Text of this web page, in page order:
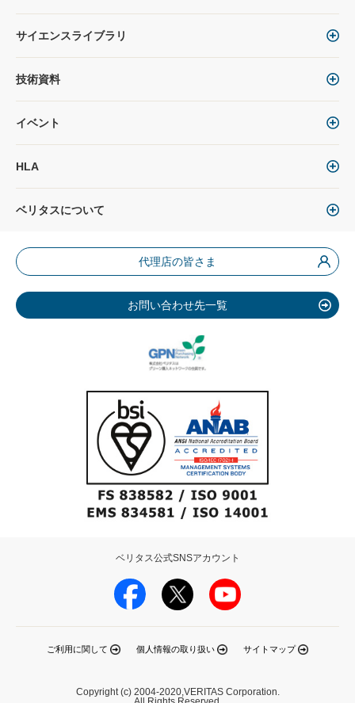
サイエンスライブラリ
技術資料
イベント
HLA
ベリタスについて
代理店の皆さま
お問い合わせ先一覧
ご利用に関して 個人情報の取り扱い サイトマップ
ベリタス公式SNSアカウント
Copyright (c) 2004-2020,VERITAS Corporation.